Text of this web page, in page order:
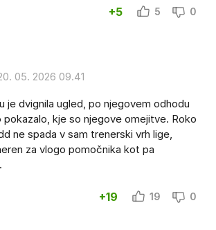
+5 5 0
05. 2026 09.41
je dvignila ugled, po njegovem odhodu
pokazalo, kje so njegove omejitve. Roko
ne spada v sam trenerski vrh lige,
za vlogo pomočnika kot pa
+19 19 0